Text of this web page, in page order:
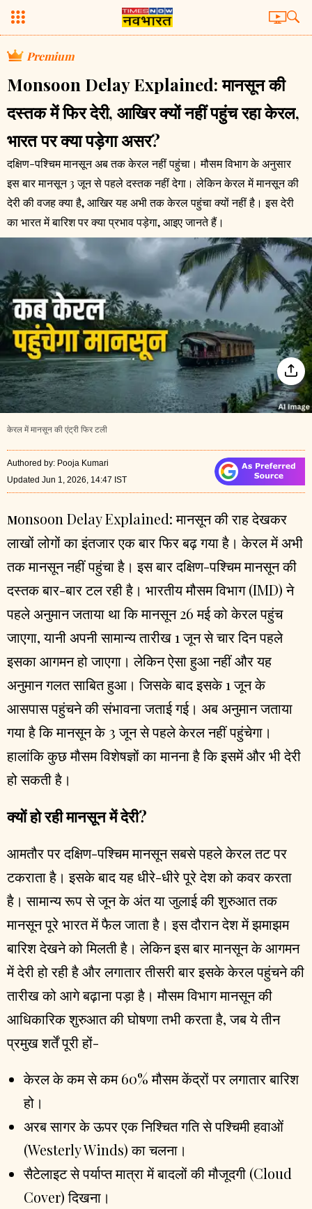
Premium
Monsoon Delay Explained: मानसून की
दस्तक में फिर देरी, आखिर क्यों नहीं पहुंच रहा केरल,
भारत पर क्या पड़ेगा असर?
दक्षिण-पश्चिम मानसून अब तक केरल नहीं पहुंचा। मौसम विभाग के अनुसार
इस बार मानसून 3 जून से पहले दस्तक नहीं देगा। लेकिन केरल में मानसून की
देरी की वजह क्या है, आखिर यह अभी तक केरल पहुंचा क्यों नहीं है। इस देरी
का भारत में बारिश पर क्या प्रभाव पड़ेगा, आइए जानते हैं।
केरल में मानसून की एंट्री फिर टली
Authored by: Pooja Kumari
Updated Jun 1, 2026, 14:47 IST
Monsoon Delay Explained:मानसून की राह देखकर
लाखों लोगों का इंतजार एक बार फिर बढ़ गया है। केरल में अभी
तक मानसून नहीं पहुंचा है। इस बार दक्षिण-पश्चिम मानसून की
दस्तक बार-बार टल रही है। भारतीय मौसम विभाग (IMD) ने
पहले अनुमान जताया था कि मानसून 26 मई को केरल पहुंच
जाएगा, यानी अपनी सामान्य तारीख 1 जून से चार दिन पहले
इसका आगमन हो जाएगा। लेकिन ऐसा हुआ नहीं और यह
अनुमान गलत साबित हुआ। जिसके बाद इसके 1 जून के
आसपास पहुंचने की संभावना जताई गई। अब अनुमान जताया
गया है कि मानसून के 3 जून से पहले केरल नहीं पहुंचेगा।
हालांकि कुछ मौसम विशेषज्ञों का मानना है कि इसमें और भी देरी
हो सकती है।
क्यों हो रही मानसून में देरी?
आमतौर पर दक्षिण-पश्चिम मानसून सबसे पहले केरल तट पर
टकराता है। इसके बाद यह धीरे-धीरे पूरे देश को कवर करता
है। सामान्य रूप से जून के अंत या जुलाई की शुरुआत तक
मानसून पूरे भारत में फैल जाता है। इस दौरान देश में झमाझम
बारिश देखने को मिलती है। लेकिन इस बार मानसून के आगमन
में देरी हो रही है और लगातार तीसरी बार इसके केरल पहुंचने की
तारीख को आगे बढ़ाना पड़ा है। मौसम विभाग मानसून की
आधिकारिक शुरुआत की घोषणा तभी करता है, जब ये तीन
प्रमुख शर्तें पूरी हों-
केरल के कम से कम 60% मौसम केंद्रों पर लगातार बारिश
हो।
अरब सागर के ऊपर एक निश्चित गति से पश्चिमी हवाओं
(Westerly Winds) का चलना।
सैटेलाइट से पर्याप्त मात्रा में बादलों की मौजूदगी (Cloud
Cover) दिखना।